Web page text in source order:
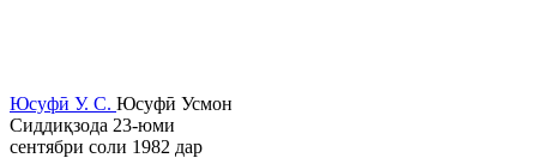
Юсуфӣ У. C. Юсуфӣ Усмон
Сиддиқзода 23-юми
сентябри соли 1982 дар